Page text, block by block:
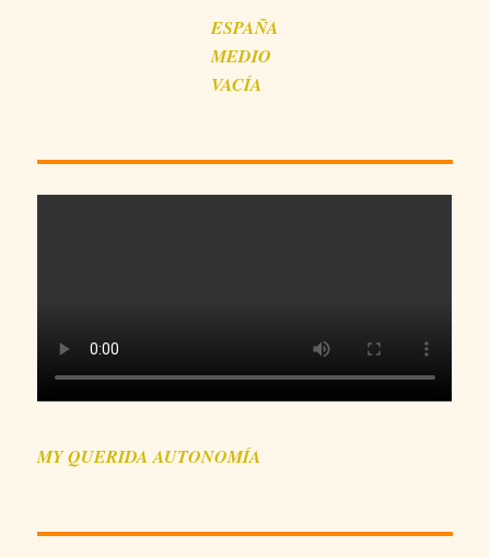
ESPAÑA
MEDIO
VACÍA
MY QUERIDA AUTONOMÍA